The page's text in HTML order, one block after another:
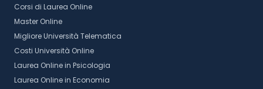
Corsi di Laurea Online
Master Online
Migliore Università Telematica
Costi Università Online
Laurea Online in Psicologia
Laurea Online in Economia